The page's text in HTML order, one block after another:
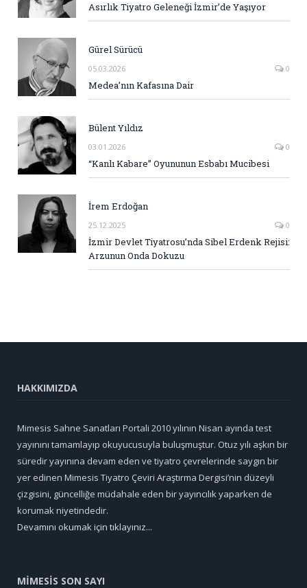
Asırlık Tiyatro Geleneği İzmir’de Yaşıyor
Gürel Sürücü
05.03.2026 0
Medea’nın Kafasına Dair
Bülent Yıldız
03.01.2026 0
“Kanlı Kabare” Oyununun Esbabı Mucibesi
İrem Erdoğan
25.12.2025 0
İzmir Devlet Tiyatrosu’nda Sibel Erdenk Rejisi:
Arzunun Onda Dokuzu
HAKKIMIZDA
Mimesis Sahne Sanatları Portali 2010 yılının Nisan ayında test
yayınını tamamlayıp okuyucusuyla buluşmuştur. Otuz yılı aşkın bir
süredir yayınına devam eden ve tiyatro çevrelerinde saygın bir
yer edinen Mimesis Tiyatro Çeviri Araştırma Dergisi’nin düzeyli
çizgisini, güncelliğe müdahale eden bir yayıncılık yaparken de
korumak niyetindedir.
Devamını okumak için tıklayınız...
MİMESİS SON SAYI